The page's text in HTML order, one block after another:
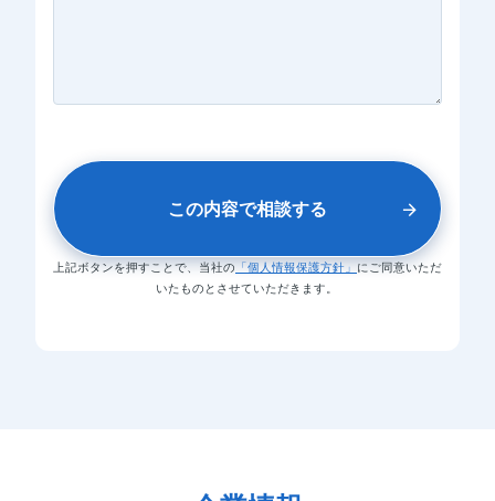
上記ボタンを押すことで、当社の 「個人情報保護方針」 に ご同意いただ
いたものとさせていただきます。